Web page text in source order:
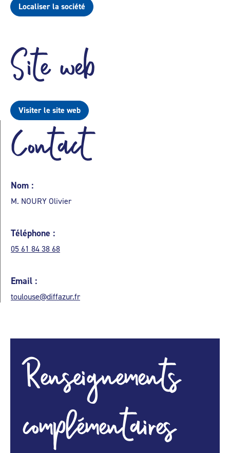
Localiser la société
Site web
Visiter le site web
Contact
Nom :
M. NOURY Olivier
Téléphone :
05 61 84 38 68
Email :
toulouse@diffazur.fr
Renseignements
complémentaires